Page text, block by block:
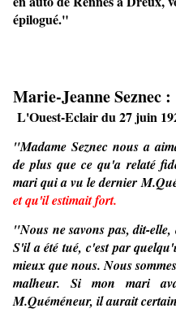
épilogué."
Marie-Jeanne Seznec :
L'Ouest-Eclair du 27 juin
"Madame Seznec nous a
de plus que ce qu'a relaté
mari qui a vu le dernier
et qu'il estimait fort.
"Nous ne savons pas, dit-
S'il a été tué, c'est par
mieux que nous. Nous
malheur. Si mon mari
M.Quéméneur, il aurait